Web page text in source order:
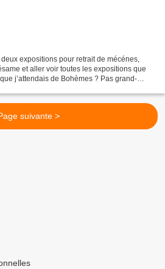
expositions pour retrait de mécénes,
et aller voir toutes les expositions que
j’attendais de Bohèmes ? Pas grand-
suivante >